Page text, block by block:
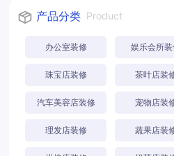
产品分类 Product
办公室装修 娱乐会所装
珠宝店装修 茶叶店装
汽车美容店装修 宠物店装
理发店装修 蔬果店装